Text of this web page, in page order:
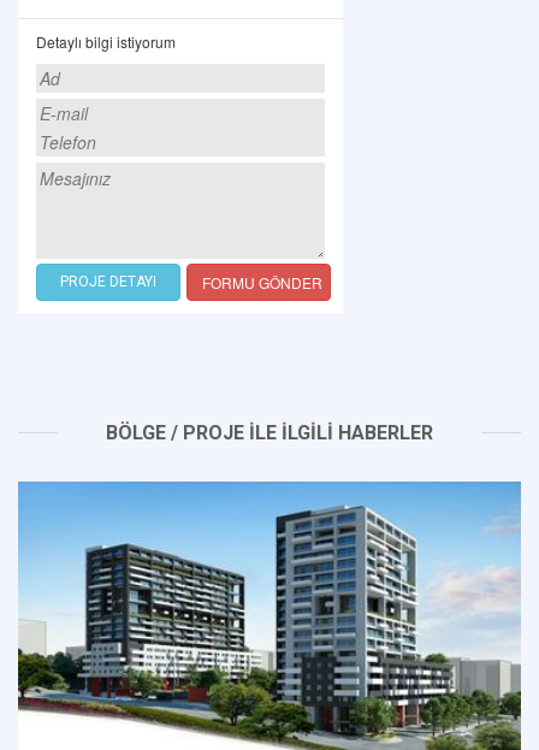
Detaylı bilgi istiyorum
PROJE DETAYI FORMU GÖNDER
BÖLGE / PROJE İLE İLGİLİ HABERLER